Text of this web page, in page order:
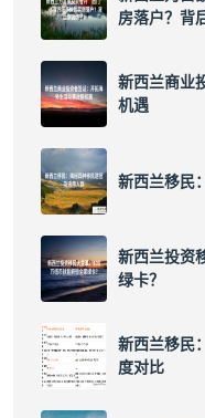
房落户？背
新西兰商业
机遇
新西兰移民
新西兰投资
绿卡？
新西兰移民
度对比